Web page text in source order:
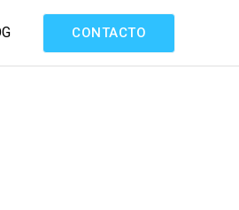
CONTACTO